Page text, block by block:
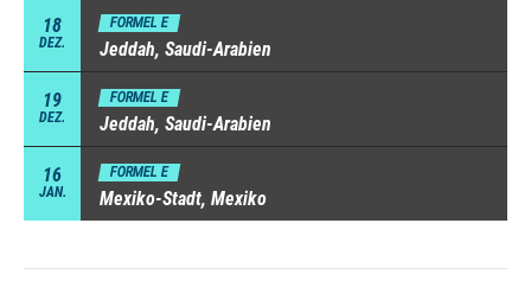
18
DEZ.
FORMEL E
Jeddah, Saudi-Arabien
19
DEZ.
FORMEL E
Jeddah, Saudi-Arabien
16
JAN.
FORMEL E
Mexiko-Stadt, Mexiko